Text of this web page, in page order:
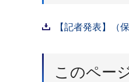
【記者発表】（
このペー